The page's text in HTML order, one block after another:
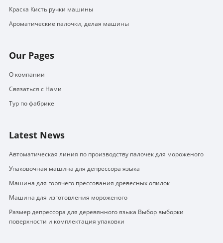
Краска Кисть ручки машины
Ароматические палочки, делая машины
Our Pages
О компании
Связаться с Нами
Тур по фабрике
Latest News
Автоматическая линия по производству палочек для мороженого
Упаковочная машина для депрессора языка
Машина для горячего прессования древесных опилок
Машина для изготовления мороженого
Размер депрессора для деревянного языка Выбор выборки
поверхности и комплектация упаковки